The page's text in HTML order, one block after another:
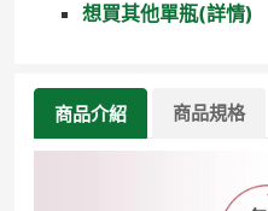
想買其他單瓶(詳情)
商品介紹 商品規格